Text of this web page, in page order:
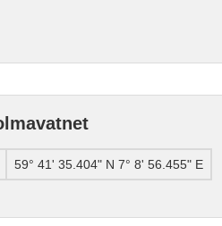
59° 41' 35.404" N 7° 8' 56.455" E